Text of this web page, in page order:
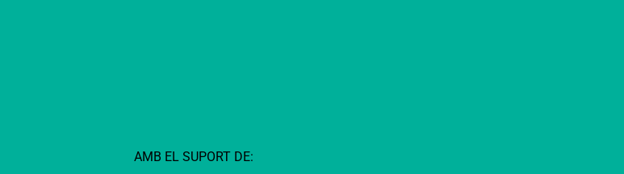
AMB EL SUPORT DE: